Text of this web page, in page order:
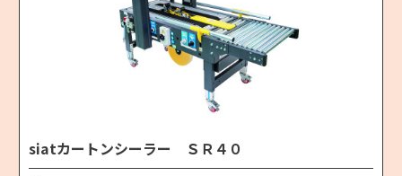
siatカートンシーラー ＳＲ４０